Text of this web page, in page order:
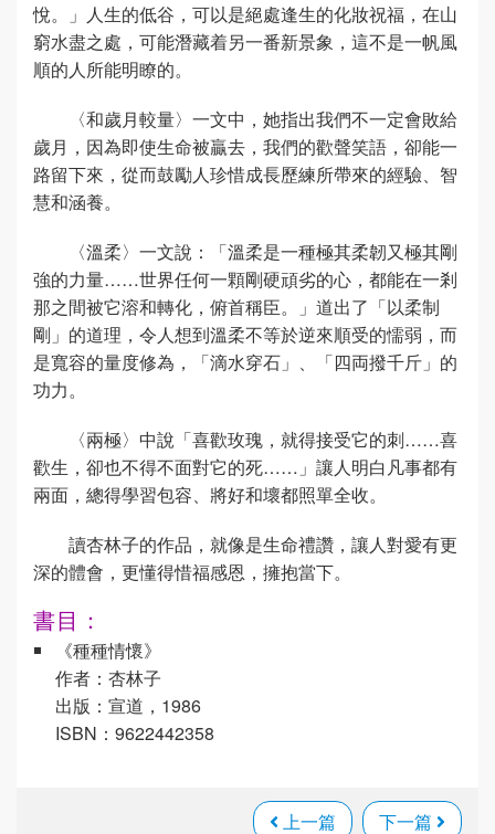
悅。」人生的低谷，可以是絕處逢生的化妝祝福，在山
窮水盡之處，可能潛藏着另一番新景象，這不是一帆風
順的人所能明瞭的。
〈和歲月較量〉一文中，她指出我們不一定會敗給
歲月，因為即使生命被贏去，我們的歡聲笑語，卻能一
路留下來，從而鼓勵人珍惜成長歷練所帶來的經驗、智
慧和涵養。
〈溫柔〉一文說：「溫柔是一種極其柔韌又極其剛
強的力量……世界任何一顆剛硬頑劣的心，都能在一剎
那之間被它溶和轉化，俯首稱臣。」道出了「以柔制
剛」的道理，令人想到溫柔不等於逆來順受的懦弱，而
是寬容的量度修為，「滴水穿石」、「四両撥千斤」的
功力。
〈兩極〉中說「喜歡玫瑰，就得接受它的刺……喜
歡生，卻也不得不面對它的死……」讓人明白凡事都有
兩面，總得學習包容、將好和壞都照單全收。
讀杏林子的作品，就像是生命禮讚，讓人對愛有更
深的體會，更懂得惜福感恩，擁抱當下。
書目：
《種種情懷》
作者：杏林子
出版：宣道，1986
ISBN：9622442358
上一篇 下一篇